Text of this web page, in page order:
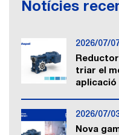
Notícies
2026/07/07
triar el
aplicació
2026/07/
Nova